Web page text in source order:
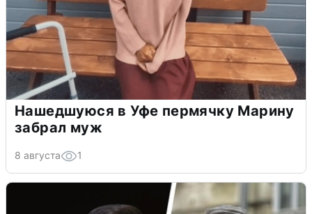
Нашедшуюся в Уфе пермячку Марину
забрал муж
8 августа 1